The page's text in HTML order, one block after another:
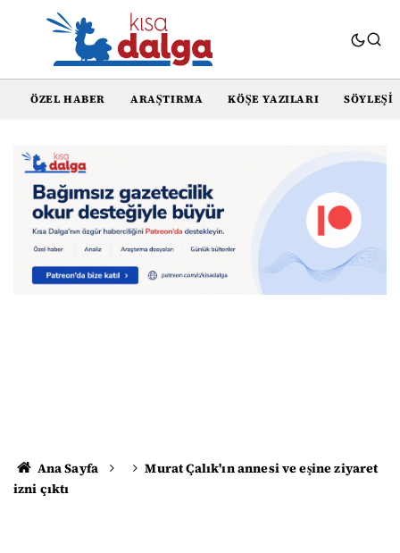
ÖZEL HABER ARAŞTIRMA KÖŞE YAZILARI SÖYLEŞI
Ana Sayfa
Murat Çalık'ın annesi ve eşine ziyaret
izni çıktı